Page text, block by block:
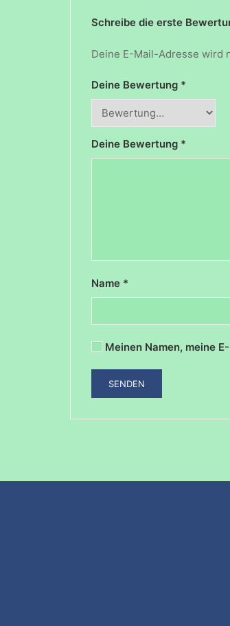
Schreibe die erste
Deine E-Mail-Adresse wird
Deine Bewertung *
Deine Bewertung *
Name *
Meinen Namen, meine